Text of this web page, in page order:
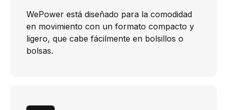
WePower está diseñado para la comodidad
en movimiento con un formato compacto y
ligero, que cabe fácilmente en bolsillos o
bolsas.